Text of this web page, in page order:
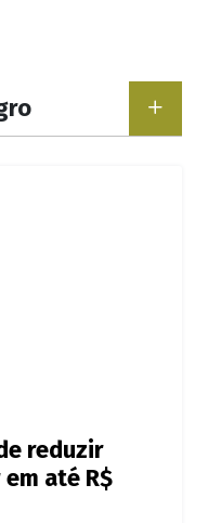
reduzir
até R$